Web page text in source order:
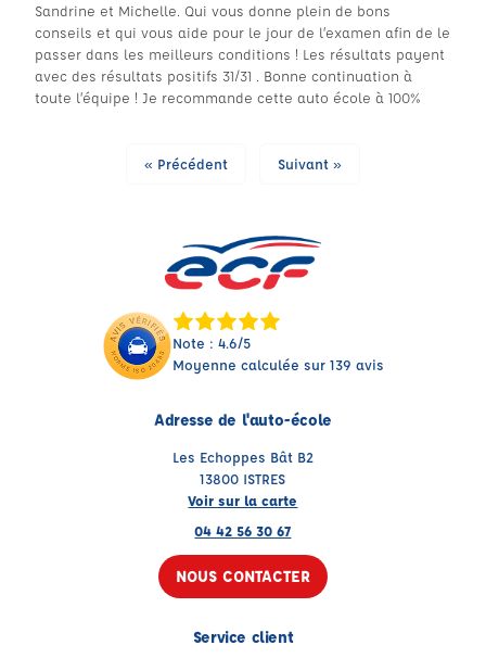
Sandrine et Michelle. Qui vous donne plein de bons
conseils et qui vous aide pour le jour de l’examen afin de le
passer dans les meilleurs conditions ! Les résultats payent
avec des résultats positifs 31/31 . Bonne continuation à
toute l’équipe ! Je recommande cette auto école à 100%
« Précédent Suivant »
Note : 4.6/5
Moyenne calculée sur 139 avis
Adresse de l'auto-école
Les Echoppes Bât B2
13800 ISTRES
Voir sur la carte
04 42 56 30 67
NOUS CONTACTER
Service client